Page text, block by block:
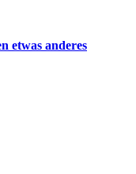
etwas anderes